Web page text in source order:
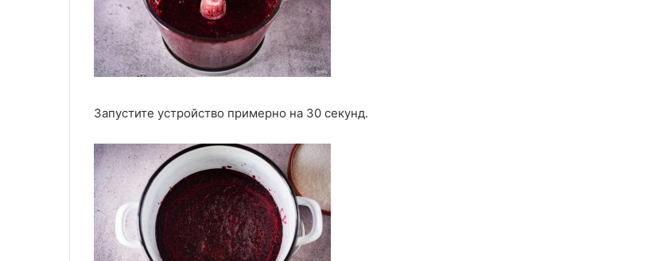
Запустите устройство примерно на 30 секунд.